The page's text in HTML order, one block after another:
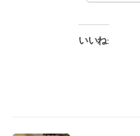
いいね: